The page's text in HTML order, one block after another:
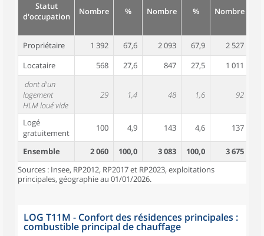
Statut
d'occupation
Nombre % Nombre % Nombre
Propriétaire 1 392 67,6 2 093 67,9 2 527
Locataire
568 27,6 847 27,5 1 011
dont d'un
logement
HLM loué vide
29 1,4 48 1,6 92
Logé
gratuitement
100 4,9 143 4,6 137
Ensemble 2 060 100,0 3 083 100,0 3 675
Sources : Insee, RP2012, RP2017 et RP2023, exploitations
principales, géographie au 01/01/2026.
LOG T11M - Confort des résidences principales :
combustible principal de chauffage